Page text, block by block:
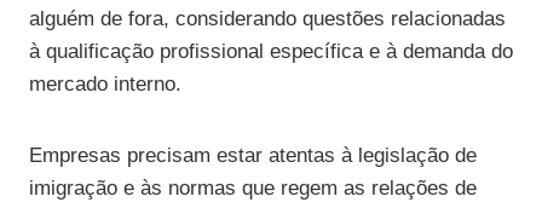
alguém de fora, considerando questões relacionadas
à qualificação profissional específica e à demanda do
mercado interno.
Empresas precisam estar atentas à legislação de
imigração e às normas que regem as relações de